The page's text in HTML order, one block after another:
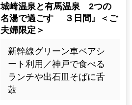
城崎温泉と有馬温泉 2つの
名湯で過ごす ３日間』＜ご
夫婦限定＞
新幹線グリーン車ペアシ
ート利用／神戸で食べる
ランチや出石皿そばに舌
鼓